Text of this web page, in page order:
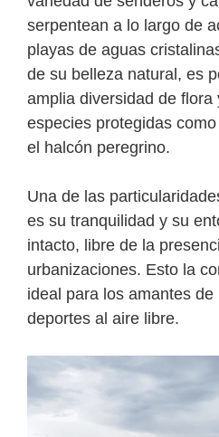
serpentean a lo largo de
playas de aguas
de su belleza natural, es
amplia diversidad de flora
especies protegidas
el halcón peregrino.
Una de las
es su tranquilidad y su
intacto, libre de la
urbanizaciones. Esto la
ideal para los amantes
deportes al aire libre.